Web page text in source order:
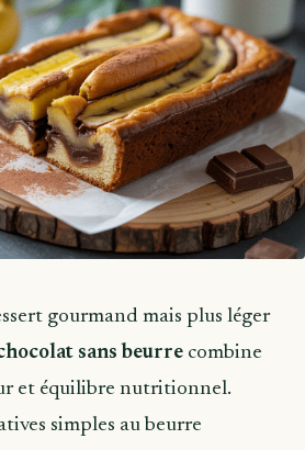
gourmand mais plus léger
sans beurre combine
et équilibre nutritionnel.
simples au beurre